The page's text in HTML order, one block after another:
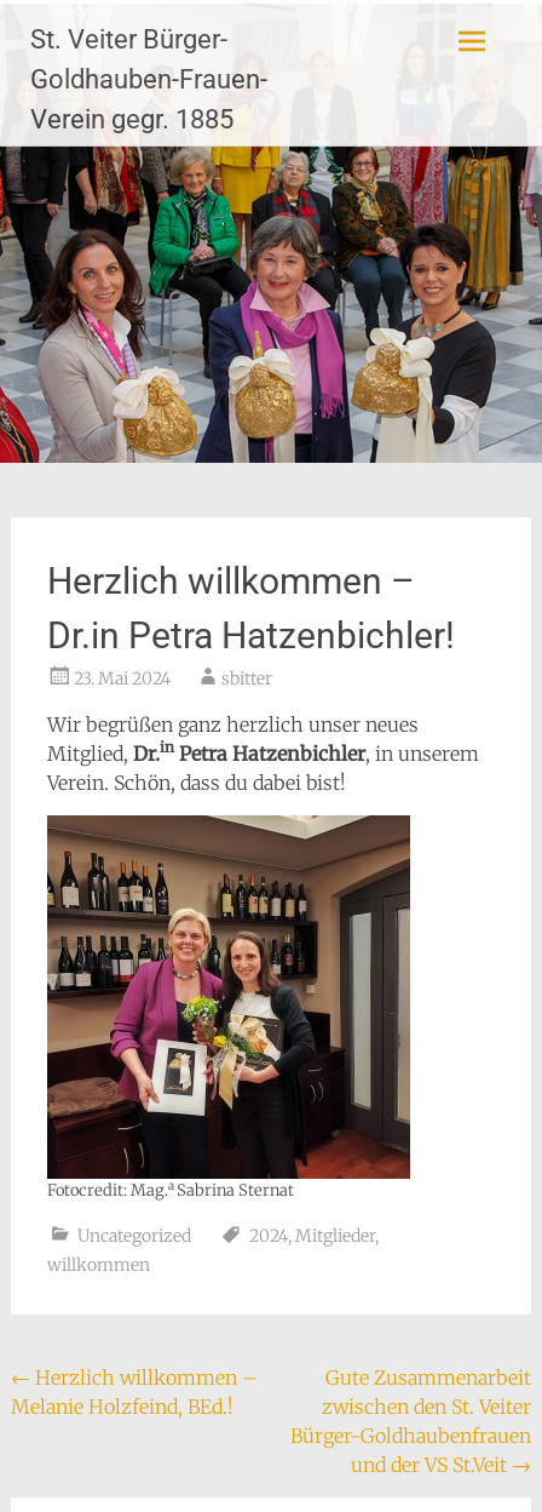
Inhalt
springen
St. Veiter Bürger-
Goldhauben-Frauen-
Verein gegr. 1885
Herzlich willkommen –
Dr.in Petra Hatzenbichler!
23. Mai 2024 sbitter
Wir begrüßen ganz herzlich unser neues
Mitglied, Dr.inPetra Hatzenbichler, in unserem
Verein. Schön, dass du dabei bist!
Fotocredit: Mag.a Sabrina Sternat
Uncategorized 2024,Mitglieder,
willkommen
Beitragsnavigation
← Herzlich willkommen –
Melanie Holzfeind, BEd.!
Gute Zusammenarbeit
zwischen den St. Veiter
Bürger-Goldhaubenfrauen
und der VS St.Veit →